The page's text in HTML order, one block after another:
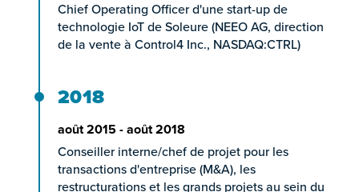
Chief Operating Officer d'une start-up de
technologie IoT de Soleure (NEEO AG, direction
de la vente à Control4 Inc., NASDAQ:CTRL)
2018
août 2015 - août 2018
Conseiller interne/chef de projet pour les
transactions d'entreprise (M&A), les
restructurations et les grands projets au sein du